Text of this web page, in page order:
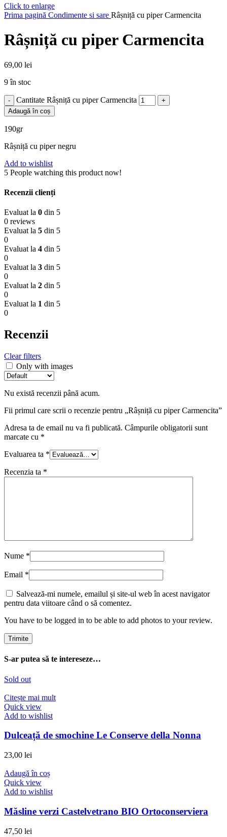
Click to enlarge
Prima pagină Condimente si sare Râșniță cu piper Carmencita
Râșniță cu piper Carmencita
69,00 lei
9 în stoc
Cantitate Râșniță cu piper Carmencita
Adaugă în coș
190gr
Râșniță cu piper negru
Add to wishlist
5 People watching this product now!
Recenzii clienți
Evaluat la 0 din 5
0 reviews
Evaluat la 5 din 5
0
Evaluat la 4 din 5
0
Evaluat la 3 din 5
0
Evaluat la 2 din 5
0
Evaluat la 1 din 5
0
Recenzii
Clear filters
Only with images
Nu există recenzii până acum.
Fii primul care scrii o recenzie pentru „Râșniță cu piper Carmencita”
Adresa ta de email nu va fi publicată. Câmpurile obligatorii sunt
marcate cu *
Evaluarea ta *
Recenzia ta *
Nume *
Email *
Salvează-mi numele, emailul și site-ul web în acest navigator
pentru data viitoare când o să comentez.
You have to be logged in to be able to add photos to your review.
S-ar putea să te intereseze…
Sold out
Citește mai mult
Quick view
Add to wishlist
Dulceață de smochine Le Conserve della Nonna
23,00 lei
Adaugă în coș
Quick view
Add to wishlist
Măsline verzi Castelvetrano BIO Ortoconserviera
47,50 lei